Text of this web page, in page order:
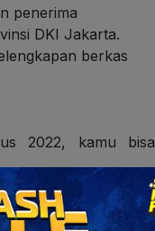
penerima
DKI Jakarta.
berkas
2022, kamu bisa
atau tidaknya